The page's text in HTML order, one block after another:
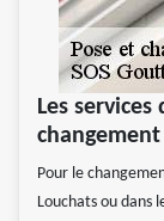
Les
Pour le
Louchats ou dans